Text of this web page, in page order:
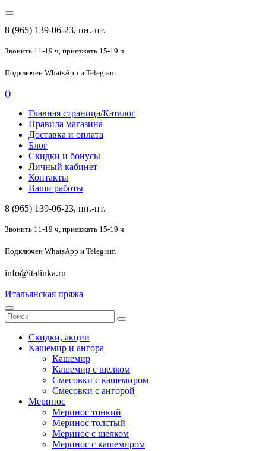
8 (965) 139-06-23, пн.-пт.
Звонить 11-19 ч, приезжать 15-19 ч
Подключен WhatsApp и Telegram
()
Главная страница/Каталог
Правила магазина
Доставка и оплата
Блог
Скидки и бонусы
Личный кабинет
Контакты
Ваши работы
8 (965) 139-06-23, пн.-пт.
Звонить 11-19 ч, приезжать 15-19 ч
Подключен WhatsApp и Telegram
info@italinka.ru
Итальянская пряжа
Скидки, акции
Кашемир и ангора
Кашемир
Кашемир с шелком
Смесовки с кашемиром
Смесовки с ангорой
Меринос
Меринос тонкий
Меринос толстый
Меринос с шелком
Меринос с кашемиром